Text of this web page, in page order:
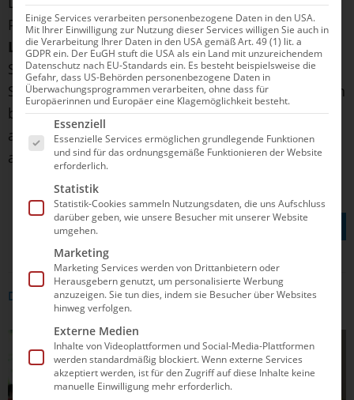
Platz, im Endspurt schob sich aber der Franzose
Logan Fontainenoch an ihm vorbei auf den
Silberrang. Gänzlich leer aus ging dagegen 5km-
SiegerGregorio Paltrinieri(ITA), der in den ersten
beiden Runden des Knockout-Sprints noch jeweils
als Erster angeschlagen hatte, im Finale dann
allerdings nur Fünfter wurde.
TEILEN AUF
DAS KÖNNTE DICH AUCH INTERRESSIEREN
SCHWIMMEN
Einige Services verarbeiten personenbezogene Daten in den USA.
Mit Ihrer Einwilligung zur Nutzung dieser Services willigen Sie auch in
die Verarbeitung Ihrer Daten in den USA gemäß Art. 49 (1) lit. a
GDPR ein. Der EuGH stuft die USA als ein Land mit unzureichendem
Datenschutz nach EU-Standards ein. Es besteht beispielsweise die
Gefahr, dass US-Behörden personenbezogene Daten in
Überwachungsprogrammen verarbeiten, ohne dass für
Europäerinnen und Europäer eine Klagemöglichkeit besteht.
Es folgt eine Liste der Service-Gruppen, für die
Essenziell
Essenzielle Services ermöglichen grundlegende Funktionen
und sind für das ordnungsgemäße Funktionieren der Website
erforderlich.
Statistik
Statistik-Cookies sammeln Nutzungsdaten, die uns Aufschluss
darüber geben, wie unsere Besucher mit unserer Website
umgehen.
Marketing
Marketing Services werden von Drittanbietern oder
Herausgebern genutzt, um personalisierte Werbung
anzuzeigen. Sie tun dies, indem sie Besucher über Websites
hinweg verfolgen.
Externe Medien
Inhalte von Videoplattformen und Social-Media-Plattformen
werden standardmäßig blockiert. Wenn externe Services
akzeptiert werden, ist für den Zugriff auf diese Inhalte keine
manuelle Einwilligung mehr erforderlich.